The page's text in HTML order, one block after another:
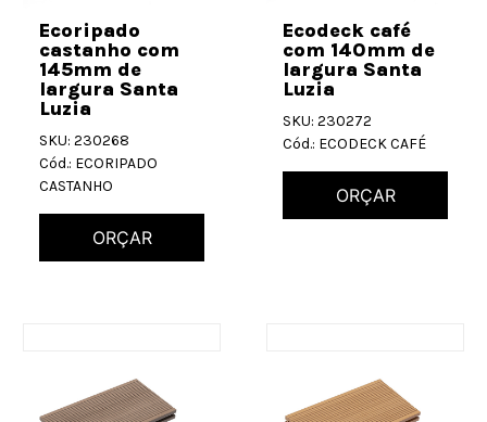
Ecoripado
castanho com
145mm de
largura Santa
Luzia
SKU: 230268
Cód.: ECORIPADO
CASTANHO
ORÇAR
Ecodeck café
com 140mm de
largura Santa
Luzia
SKU: 230272
Cód.: ECODECK CAFÉ
ORÇAR